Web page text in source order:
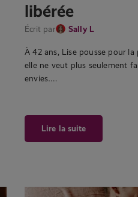
libérée
Écrit par Sally L
À 42 ans, Lise pousse pour
elle ne veut plus seulement
envies….
Lire la suite